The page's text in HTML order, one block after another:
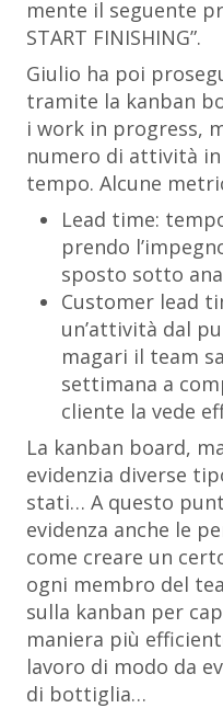
mente il seguente
START FINISHING”.
Giulio ha poi
tramite la kanban
i work in progress,
numero di attività
tempo. Alcune
Lead time:
prendo
sposto sotto
Customer lead
un’attività dal
magari il team
settimana a
cliente la vede
La kanban board,
evidenzia diverse
stati… A questo
evidenza anche le
come creare un
ogni membro del
sulla kanban per
maniera più
lavoro di modo da
di bottiglia…